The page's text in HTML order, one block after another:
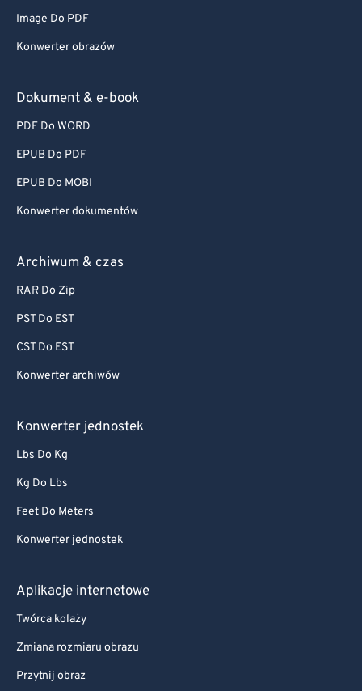
Image Do PDF
Konwerter obrazów
Dokument & e-book
PDF Do WORD
EPUB Do PDF
EPUB Do MOBI
Konwerter dokumentów
Archiwum & czas
RAR Do Zip
PST Do EST
CST Do EST
Konwerter archiwów
Konwerter jednostek
Lbs Do Kg
Kg Do Lbs
Feet Do Meters
Konwerter jednostek
Aplikacje internetowe
Twórca kolaży
Zmiana rozmiaru obrazu
Przytnij obraz